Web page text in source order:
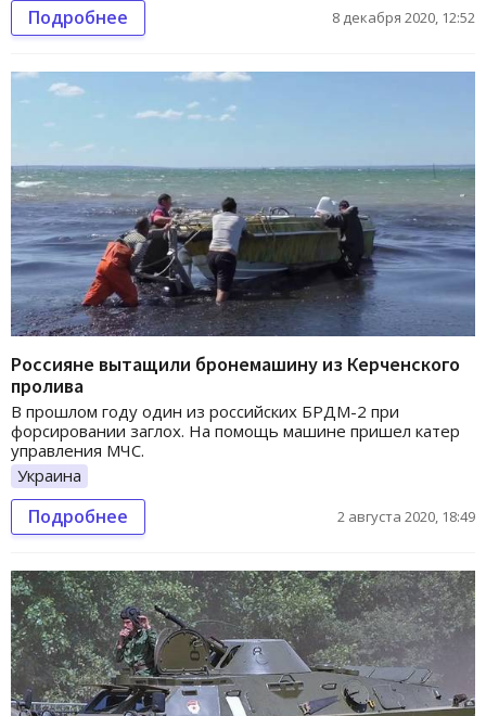
Подробнее 8 декабря 2020, 12:52
Россияне вытащили бронемашину из Керченского
пролива
В прошлом году один из российских БРДМ-2 при
форсировании заглох. На помощь машине пришел катер
управления МЧС.
Украина
Подробнее 2 августа 2020, 18:49